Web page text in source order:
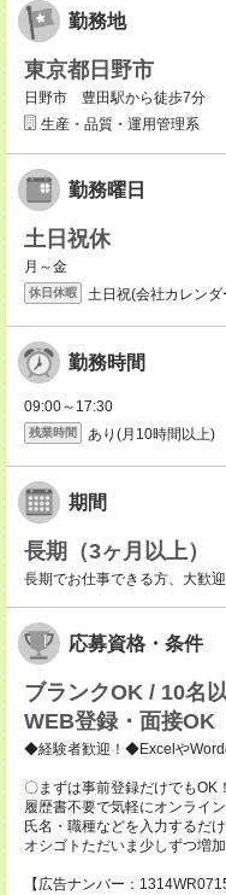
勤務地
東京都日野市
日野市 豊田駅から徒歩7分
生産・品質・運用管理系
勤務曜日
土日祝休
月～金
休日休暇 土日祝(会社カレンダ
勤務時間
09:00～17:30
残業時間 あり(月10時間以上)
期間
長期（3ヶ月以上）
長期でお仕事できる方、大歓迎
応募資格・条件
ブランクOK / 10名
WEB登録・面接OK
◆経験者歓迎！◆ExcelやWord
〇まずは事前登録だけでもOK！
履歴書不要で気軽にオンライ
氏名・職種などを入力するだ
オシゴトただいま少しずつ増
【広告ナンバー：